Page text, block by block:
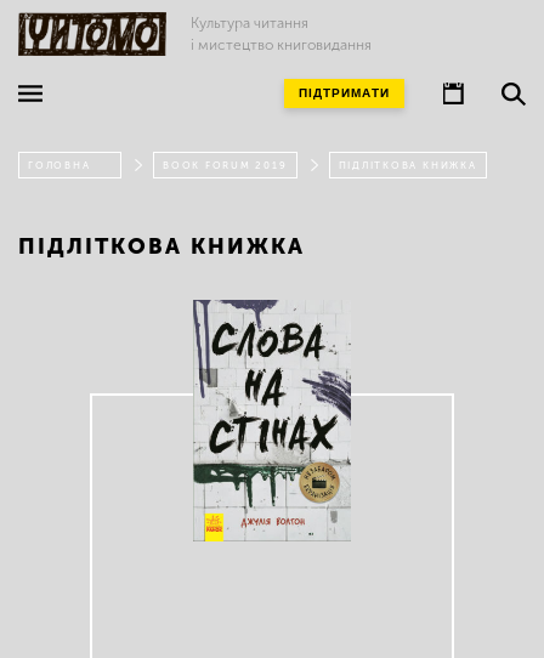
Культура читання
і мистецтво книговидання
ПІДТРИМАТИ
ГОЛОВНА BOOK FORUM 2019 ПІДЛІТКОВА КНИЖКА
ПІДЛІТКОВА КНИЖКА